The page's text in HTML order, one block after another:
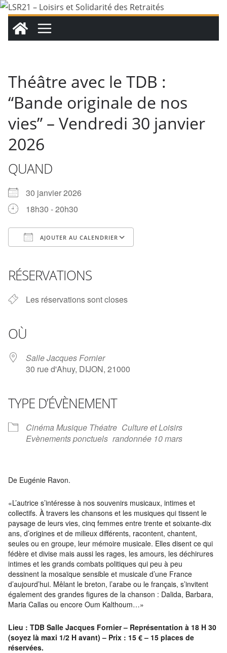
Passer
contenu
Théâtre avec le TDB :
“Bande originale de nos
vies” – Vendredi 30 janvier
2026
QUAND
30 janvier 2026
18h30 - 20h30
AJOUTER AU CALENDRIER
RÉSERVATIONS
Les réservations sont closes
OÙ
Salle Jacques Fornier
30 rue d'Ahuy, DIJON, 21000
TYPE D’ÉVÈNEMENT
Cinéma Musique Théatre Culture et Loisirs
Evènements ponctuels randonnée 10 mars
De Eugénie Ravon.
«L’autrice s’intéresse à nos souvenirs musicaux, intimes et
collectifs. À travers les chansons et les musiques qui tissent le
paysage de leurs vies, cinq femmes entre trente et soixante-dix
ans, d’origines et de milieux différents, racontent, chantent,
seules ou en groupe, leur mémoire musicale. Elles disent ce qui
fédère et divise mais aussi les rages, les amours, les déchirures
intimes et les grands combats politiques qui peu à peu
dessinent la mosaïque sensible et musicale d’une France
d’aujourd’hui. Mêlant le breton, l’arabe ou le français, s’invitent
également des grandes figures de la chanson : Dalida, Barbara,
Maria Callas ou encore Oum Kalthoum…»
Lieu : TDB Salle Jacques Fornier – Représentation à 18 H 30
(soyez là maxi 1/2 H avant) – Prix : 15 € – 15 places de
réservées.